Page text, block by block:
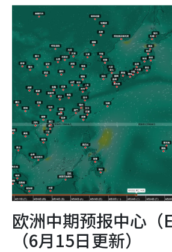
欧洲中期预报中心（
（6月15日更新）